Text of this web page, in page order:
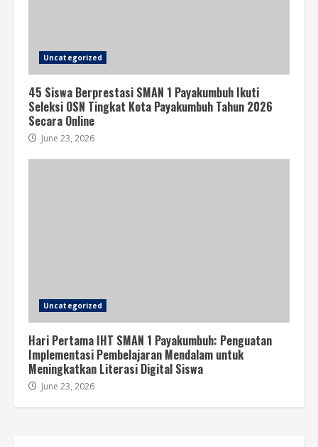
Uncategorized
45 Siswa Berprestasi SMAN 1 Payakumbuh Ikuti
Seleksi OSN Tingkat Kota Payakumbuh Tahun 2026
Secara Online
June 23, 2026
Uncategorized
Hari Pertama IHT SMAN 1 Payakumbuh: Penguatan
Implementasi Pembelajaran Mendalam untuk
Meningkatkan Literasi Digital Siswa
June 23, 2026